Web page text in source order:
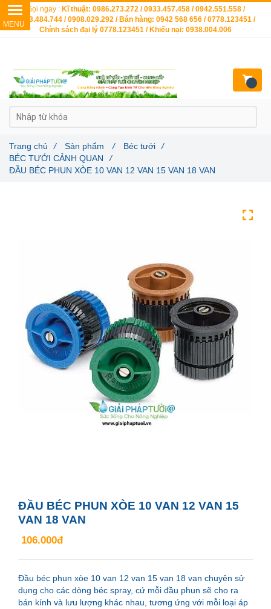
ĐẦU BÉC PHUN XÒE 10 VAN 12 VAN 15
VAN 18 VAN
106.000đ
Đầu béc phun xòe 10 van 12 van 15 van 18 van chuyên sử
dụng cho các dòng béc spray, cứ mỗi đầu phun sẽ cho ra
bán kính và lưu lượng khác nhau, tương ứng với mỗi loại áp
Trang chủ / Sản phẩm / Béc tưới
/
BÉC TƯỚI CẢNH QUAN
/
ĐẦU BÉC PHUN XÒE 10 VAN 12 VAN 15 VAN 18 VAN
Gọi ngay : Kĩ thuật: 0986.273.272 / 0933.457.458 / 0942.551.558 /
0903.484.744 / 0908.029.292 / Bán hàng: 0942 568 656 / 0778.123451 /
Chính sách đại lý 0778.123451 / Khiếu nại: 0938.004.006